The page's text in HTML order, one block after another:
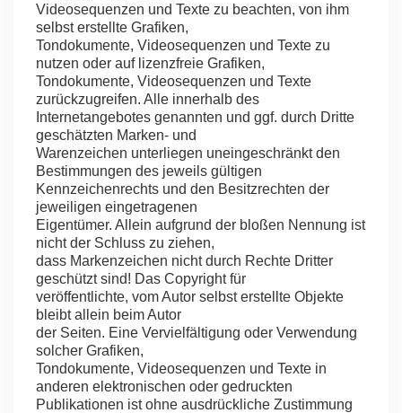
Videosequenzen und Texte zu beachten, von ihm
selbst erstellte Grafiken,
Tondokumente, Videosequenzen und Texte zu
nutzen oder auf lizenzfreie Grafiken,
Tondokumente, Videosequenzen und Texte
zurückzugreifen. Alle innerhalb des
Internetangebotes genannten und ggf. durch Dritte
geschätzten Marken- und
Warenzeichen unterliegen uneingeschränkt den
Bestimmungen des jeweils gültigen
Kennzeichenrechts und den Besitzrechten der
jeweiligen eingetragenen
Eigentümer. Allein aufgrund der bloßen Nennung ist
nicht der Schluss zu ziehen,
dass Markenzeichen nicht durch Rechte Dritter
geschützt sind! Das Copyright für
veröffentlichte, vom Autor selbst erstellte Objekte
bleibt allein beim Autor
der Seiten. Eine Vervielfältigung oder Verwendung
solcher Grafiken,
Tondokumente, Videosequenzen und Texte in
anderen elektronischen oder gedruckten
Publikationen ist ohne ausdrückliche Zustimmung